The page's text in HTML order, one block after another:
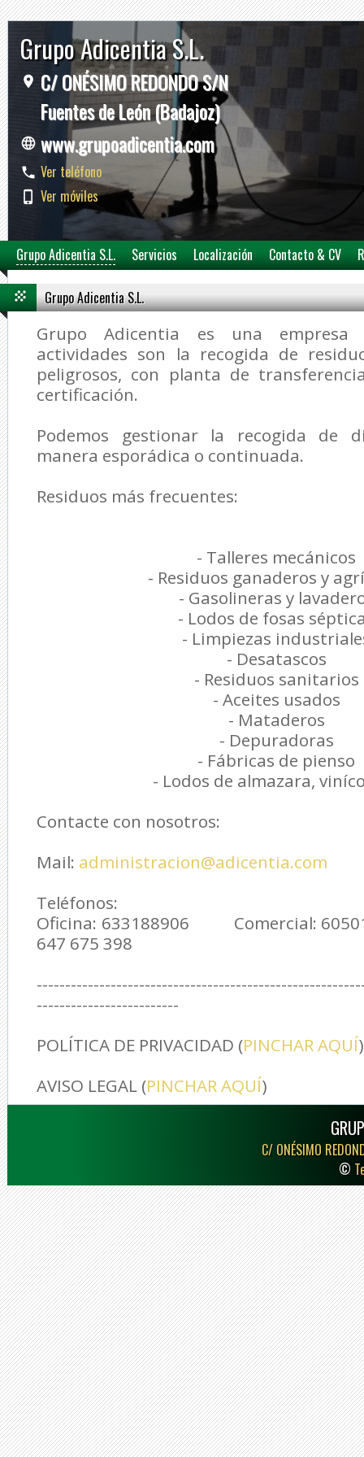
Grupo Adicentia S.L.
C/ ONÉSIMO REDONDO S/N
Fuentes de León (Badajoz)
www.grupoadicentia.com
Ver teléfono
Ver móviles
Grupo Adicentia S.L. Servicios Localización Contacto & CV
Grupo Adicentia S.L.
Grupo Adicentia es una empresa
actividades son la recogida de
peligrosos, con planta de
certificación.
Podemos gestionar la recogida de
manera esporádica o continuada.
Residuos más frecuentes:
- Talleres mecánicos
- Residuos ganaderos y
- Gasolineras y
- Lodos de fosas
- Limpiezas
- Desatascos
- Residuos sanitarios
- Aceites usados
- Mataderos
- Depuradoras
- Fábricas de pienso
- Lodos de almazara,
Contacte con nosotros:
Mail: administracion@adicentia.com
Teléfonos:
Oficina: 633188906 Comercial:
647 675 398
-------------------------
POLÍTICA DE PRIVACIDAD (PINCHAR AQUÍ)
AVISO LEGAL (PINCHAR AQUÍ)
C/ ONÉSIMO
©